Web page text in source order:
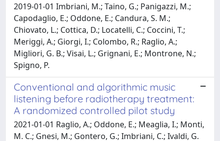
2019-01-01 Imbriani, M.; Taino, G.; Panigazzi, M.;
Capodaglio, E.; Oddone, E.; Candura, S. M.;
Chiovato, L.; Cottica, D.; Locatelli, C.; Coccini, T.;
Meriggi, A.; Giorgi, I.; Colombo, R.; Raglio, A.;
Migliori, G. B.; Visai, L.; Grignani, E.; Montrone, N.;
Spigno, P.
Conventional and algorithmic music
listening before radiotherapy treatment:
A randomized controlled pilot study
2021-01-01 Raglio, A.; Oddone, E.; Meaglia, I.; Monti,
M. C.; Gnesi, M.; Gontero, G.; Imbriani, C.; Ivaldi, G.